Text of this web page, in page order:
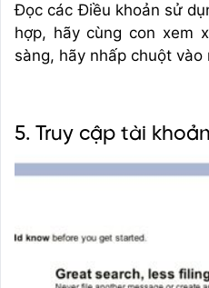
Đọc các Điều khoản sử
hợp, hãy cùng con xem
sàng, hãy nhấp chuột
5. Truy cập tài